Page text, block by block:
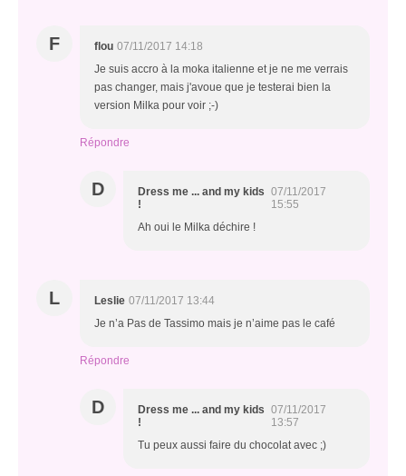
F flou 07/11/2017 14:18
Je suis accro à la moka italienne et je ne me verrais
pas changer, mais j'avoue que je testerai bien la
version Milka pour voir ;-)
Répondre
D
Dress me ... and my kids
!
07/11/2017
15:55
Ah oui le Milka déchire !
L Leslie 07/11/2017 13:44
Je n’a Pas de Tassimo mais je n’aime pas le café
Répondre
D
Dress me ... and my kids
!
07/11/2017
13:57
Tu peux aussi faire du chocolat avec ;)